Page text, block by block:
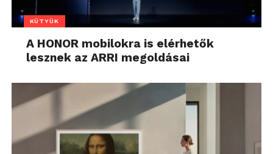
KÜTYÜK
A HONOR mobilokra is elérhetők
lesznek az ARRI megoldásai